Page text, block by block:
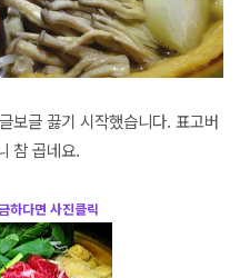
보글 끓기 시작했습니다. 표고버
참 곱네요.
하다면 사진클릭